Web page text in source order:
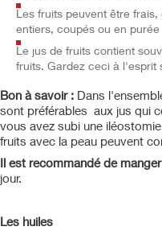
Les fruits peuvent être
entiers, coupés ou en purée
Le jus de fruits contient
fruits. Gardez ceci à l'esprit
Bon à savoir : Dans
sont préférables aux jus qui
vous avez subi une
fruits avec la peau peuvent
Il est recommandé de manger
jour.
Les huiles